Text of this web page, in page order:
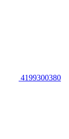
4199300380